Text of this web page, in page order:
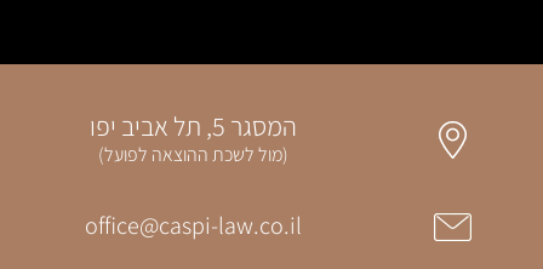
המסגר 5, תל אביב יפו
(מול לשכת ההוצאה לפועל)
office@caspi-law.co.il